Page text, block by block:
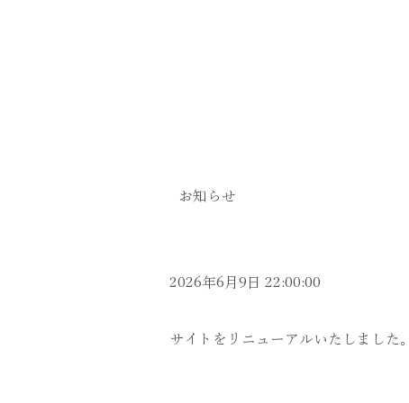
お知らせ
2026年6月9日 22:00:00
サイトをリニューアルいたしました。